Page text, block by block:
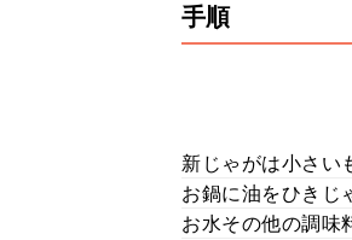
手順
新じゃがは小さい
お鍋に油をひきじ
お水その他の調味